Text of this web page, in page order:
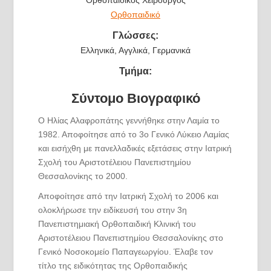
Ορθοπαιδικό
Γλώσσες:
Ελληνικά, Αγγλικά, Γερμανικά
Τμήμα:
Σύντομο Βιογραφικό
Ο Ηλίας Αλαφροπάτης γεννήθηκε στην Λαμία το
1982. Αποφοίτησε από το 3ο Γενικό Λύκειο Λαμίας
και εισήχθη με πανελλαδικές εξετάσεις στην Ιατρική
Σχολή του Αριστοτέλειου Πανεπιστημίου
Θεσσαλονίκης το 2000.
Αποφοίτησε από την Ιατρική Σχολή το 2006 και
ολοκλήρωσε την ειδίκευσή του στην 3η
Πανεπιστημιακή Ορθοπαιδική Κλινική του
Αριστοτέλειου Πανεπιστημίου Θεσσαλονίκης στο
Γενικό Νοσοκομείο Παπαγεωργίου. Έλαβε τον
τίτλο της ειδικότητας της Ορθοπαιδικής